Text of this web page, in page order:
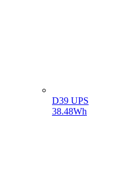
D39 UPS
38.48Wh